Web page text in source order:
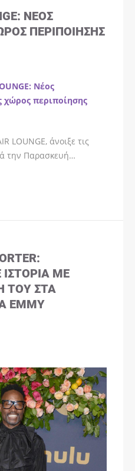
ΝΈΟΣ
ΠΕΡΙΠΟΊΗΣΗΣ
Νέος
χώρος περιποίησης
LOUNGE, άνοιξε τις
την Παρασκευή…
ΙΣΤΟΡΊΑ ΜΕ
ΤΟΥ ΣΤΑ
EMMY